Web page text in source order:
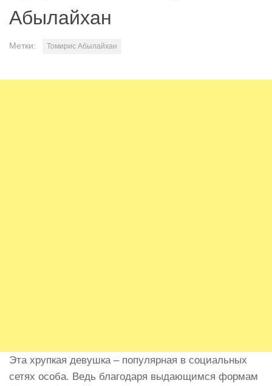
Абылайхан
Метки: Томирис Абылайхан
Эта хрупкая девушка – популярная в социальных
сетях особа. Ведь благодаря выдающимся формам